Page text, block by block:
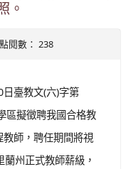
。
閱數： 238
臺教文(六)字第
區擬徵聘我國合格教
師，聘任期間將視
州正式教師薪級，